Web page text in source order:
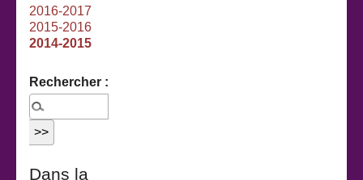
2016-2017
2015-2016
2014-2015
Rechercher :
Dans la